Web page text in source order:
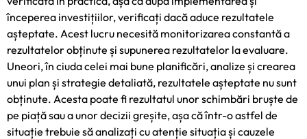
începerea investițiilor, verificați dacă aduce rezultatele
așteptate. Acest lucru necesită monitorizarea constantă a
rezultatelor obținute și supunerea rezultatelor la evaluare.
Uneori, în ciuda celei mai bune planificări, analize și crearea
unui plan și strategie detaliată, rezultatele așteptate nu sunt
obținute. Acesta poate fi rezultatul unor schimbări bruște de
pe piață sau a unor decizii greșite, așa că într-o astfel de
situație trebuie să analizați cu atenție situația și cauzele